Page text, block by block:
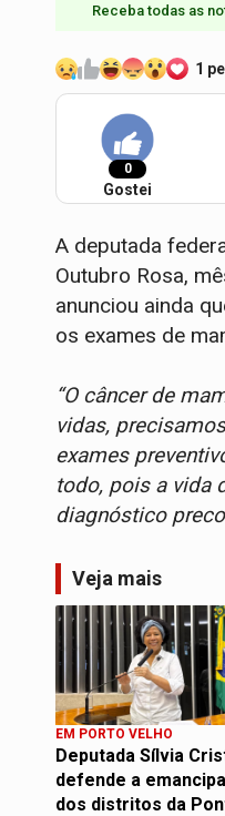
Receba todas as
1
0
Gostei
A deputada
Outubro Rosa,
anunciou ainda
os exames de
“O câncer de
vidas,
exames
todo, pois a vida
diagnóstico
Veja mais
EM PORTO VELHO
Deputada Sílvia
defende a
dos distritos da